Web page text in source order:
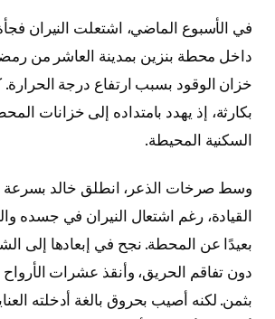
في الأسبوع الماضي، اشتعلت النيران
داخل محطة بنزين بمدينة العاشر من
خزان الوقود بسبب ارتفاع درجة الحرارة.
بكارثة، إذ يهدد بامتداده إلى خزانات
السكنية المحيطة.
وسط صرخات الذعر، انطلق خالد بسرعة
القيادة، رغم اشتعال النيران في جسده
بعيدًا عن المحطة. نجح في إبعادها إلى
دون تفاقم الحريق، وأنقذ عشرات الأرواح
بثمن. لكنه أصيب بحروق بالغة أدخلته